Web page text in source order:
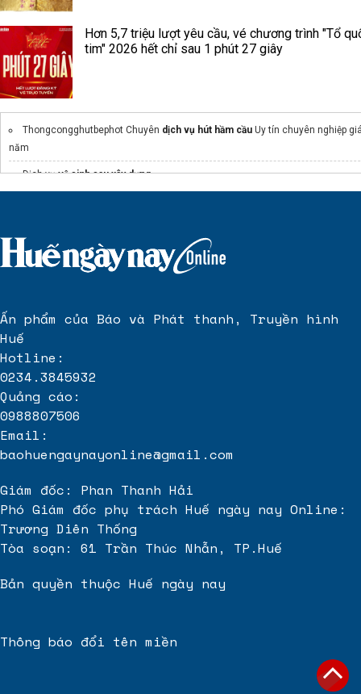
Hơn 5,7 triệu lượt yêu cầu, vé chương trình "Tổ
tim" 2026 hết chỉ sau 1 phút 27 giây
Thongcongghutbephot Chuyên dịch vụ hút hầm cầu Uy tín chuyên nghiệp
năm
Dịch vụvệ sinh sau xây dựng
Dự ánPalm River
Bồn xi mạ
Xử lý nước thải sinh hoạt
https://www.gangducthainguyen.vn
Ấn phẩm của Báo và Phát thanh, Truyền hình
Huế
Hotline:
0234.3845932
Quảng cáo:
0988807506
Email:
baohuengaynayonline@gmail.com
Giám đốc: Phan Thanh Hải
Phó Giám đốc phụ trách Huế ngày nay Online:
Trương Diên Thống
Tòa soạn: 61 Trần Thúc Nhẫn, TP.Huế
Bản quyền thuộc Huế ngày nay
Thông báo đổi tên miền